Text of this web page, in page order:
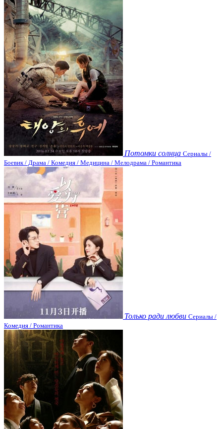
Потомки солнца Сериалы /
Боевик / Драма / Комедия / Медицина / Мелодрама / Романтика
Только ради любви Сериалы /
Комедия / Романтика